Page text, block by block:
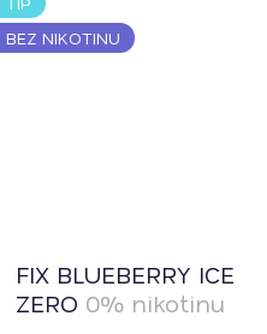
BEZ NIKOTINU
FIX BLUEBERRY ICE
ZERO 0% nikotinu